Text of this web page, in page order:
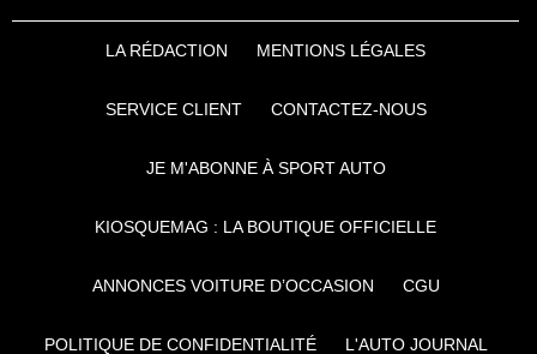
LA RÉDACTION MENTIONS LÉGALES
SERVICE CLIENT CONTACTEZ-NOUS
JE M'ABONNE À SPORT AUTO
KIOSQUEMAG : LA BOUTIQUE OFFICIELLE
ANNONCES VOITURE D’OCCASION CGU
POLITIQUE DE CONFIDENTIALITÉ L'AUTO JOURNAL